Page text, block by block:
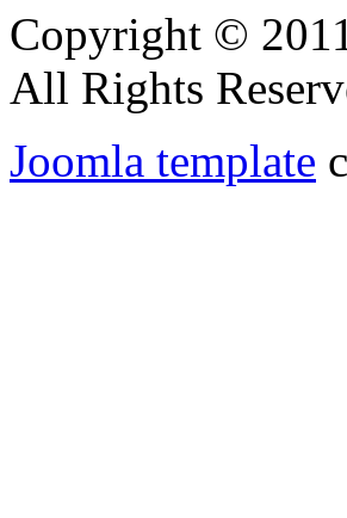
Copyright ©
All Rights
Joomla template